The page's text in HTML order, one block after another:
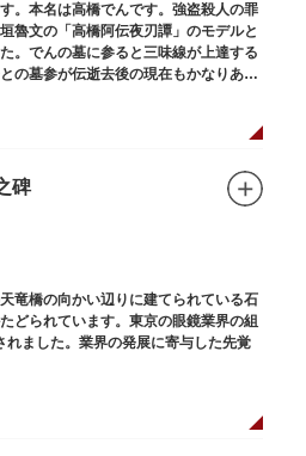
。本名は高橋でんです。強盗殺人の罪
魯文の「高橋阿伝夜刃譚」のモデルと
。でんの墓に参ると三味線が上達する
の墓参が伝逝去後の現在もかなりある
碑
竜橋の向かい辺りに建てられている石
どられています。東京の眼鏡業界の組
ました。業界の発展に寄与した先覚